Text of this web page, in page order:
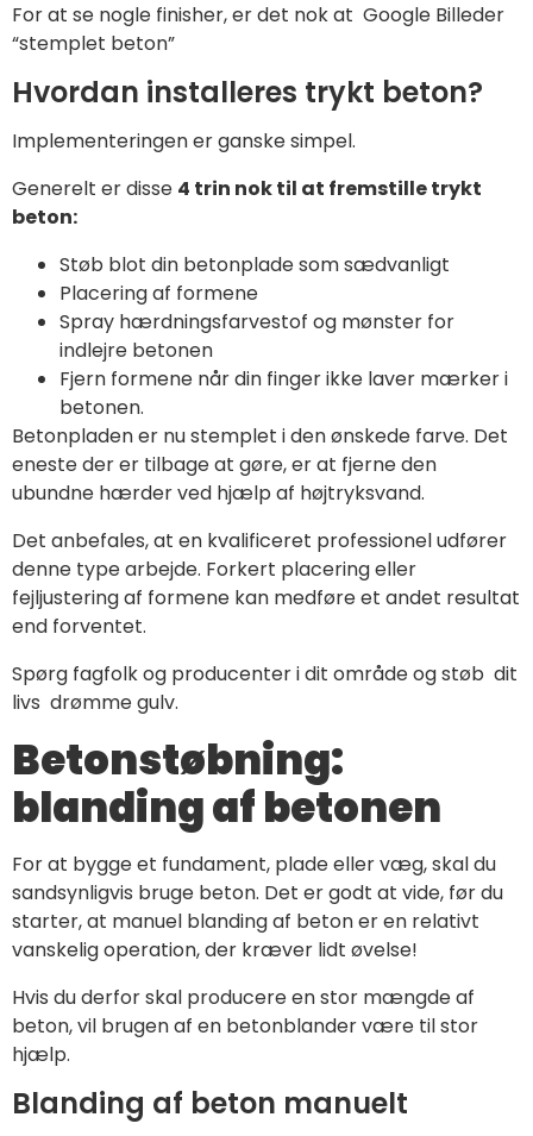
For at se nogle finisher, er det nok at Google Billeder
“stemplet beton”
Hvordan installeres trykt beton?
Implementeringen er ganske simpel.
Generelt er disse 4 trin nok til at fremstille trykt
beton:
Støb blot din betonplade som sædvanligt
Placering af formene
Spray hærdningsfarvestof og mønster for
indlejre betonen
Fjern formene når din finger ikke laver mærker i
betonen.
Betonpladen er nu stemplet i den ønskede farve. Det
eneste der er tilbage at gøre, er at fjerne den
ubundne hærder ved hjælp af højtryksvand.
Det anbefales, at en kvalificeret professionel udfører
denne type arbejde. Forkert placering eller
fejljustering af formene kan medføre et andet resultat
end forventet.
Spørg fagfolk og producenter i dit område og støb dit
livs drømme gulv.
Betonstøbning:
blanding af betonen
For at bygge et fundament, plade eller væg, skal du
sandsynligvis bruge beton. Det er godt at vide, før du
starter, at manuel blanding af beton er en relativt
vanskelig operation, der kræver lidt øvelse!
Hvis du derfor skal producere en stor mængde af
beton, vil brugen af en betonblander være til stor
hjælp.
Blanding af beton manuelt